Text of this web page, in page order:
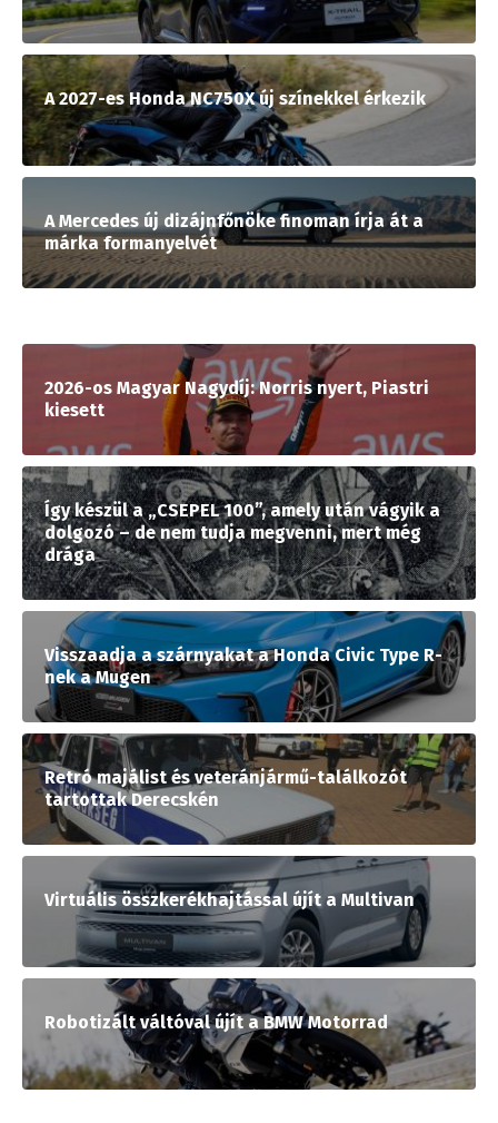
A 2027-es Honda NC750X új színekkel érkezik
A Mercedes új dizájnfőnöke finoman írja át a
márka formanyelvét
2026-os Magyar Nagydíj: Norris nyert, Piastri
kiesett
Így készül a „CSEPEL 100”, amely után vágyik a
dolgozó – de nem tudja megvenni, mert még
drága
Visszaadja a szárnyakat a Honda Civic Type R-
nek a Mugen
Retró majálist és veteránjármű-találkozót
tartottak Derecskén
Virtuális összkerékhajtással újít a Multivan
Robotizált váltóval újít a BMW Motorrad